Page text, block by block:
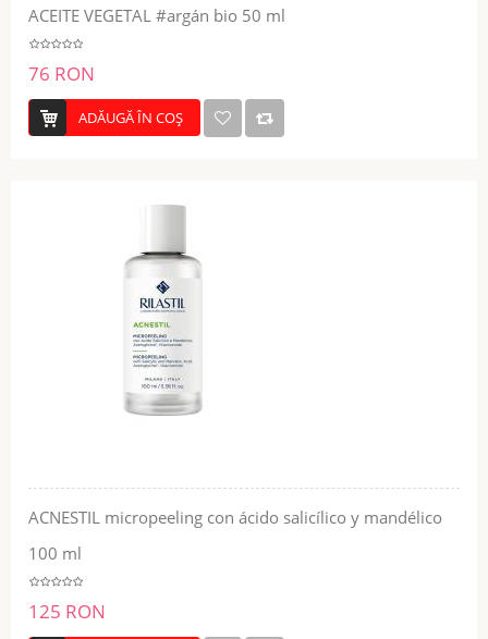
ACEITE VEGETAL #argán bio 50 ml
76 RON
ADĂUGĂ ÎN COŞ
ACNESTIL micropeeling con ácido salicílico y mandélico
100 ml
125 RON